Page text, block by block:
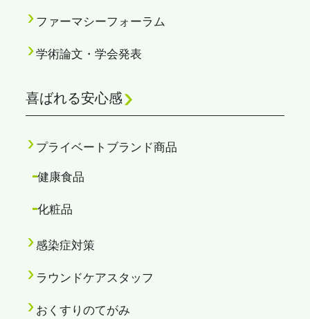
ファーマシーフォーラム
学術論文・学会発表
喜ばれる安心感
プライベートブランド商品
健康食品
化粧品
感染症対策
ラウンドケアスタッフ
おくすりのてがみ